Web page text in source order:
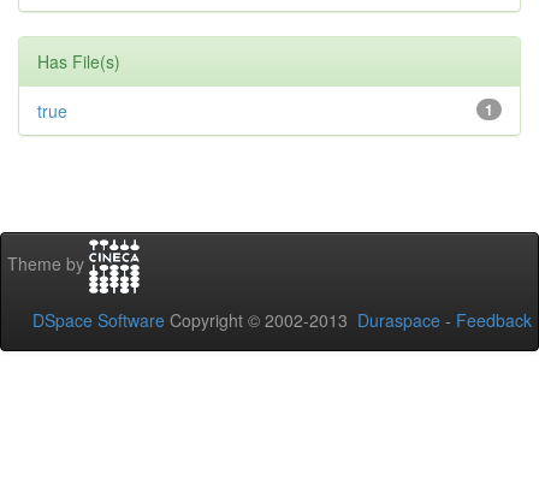
Has File(s)
1
true
Theme by
DSpace Software Copyright © 2002-2013 Duraspace - Feedback